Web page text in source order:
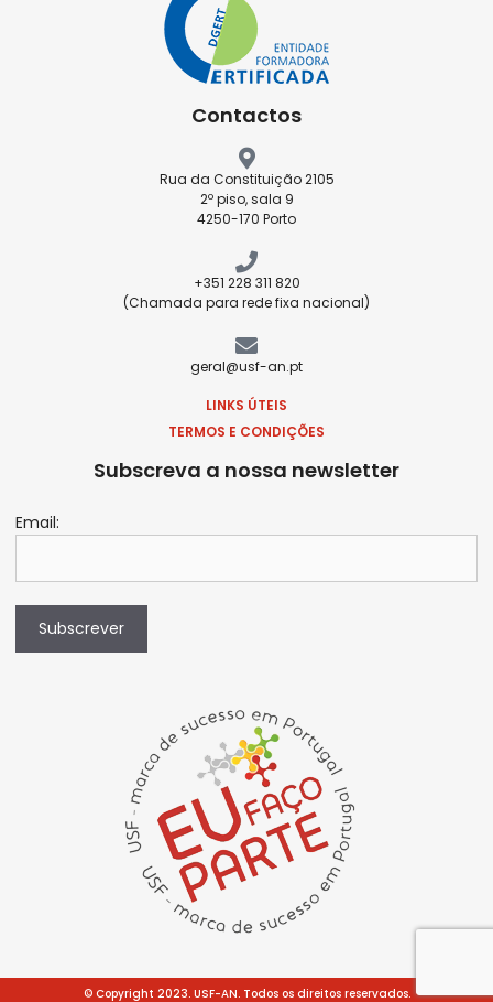
Contactos
Rua da Constituição 2105
2º piso, sala 9
4250-170 Porto
+351 228 311 820
(Chamada para rede fixa nacional)
geral@usf-an.pt
LINKS ÚTEIS
TERMOS E CONDIÇÕES
Subscreva a nossa newsletter
Email:
Subscrever
© Copyright 2023. USF-AN. Todos os direitos reservados.